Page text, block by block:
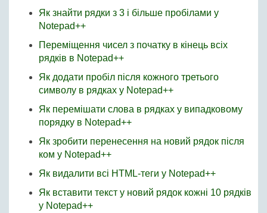
Як знайти рядки з 3 і більше пробілами у
Notepad++
Переміщення чисел з початку в кінець всіх
рядків в Notepad++
Як додати пробіл після кожного третього
символу в рядках у Notepad++
Як перемішати слова в рядках у випадковому
порядку в Notepad++
Як зробити перенесення на новий рядок після
ком у Notepad++
Як видалити всі HTML-теги у Notepad++
Як вставити текст у новий рядок кожні 10 рядків
у Notepad++